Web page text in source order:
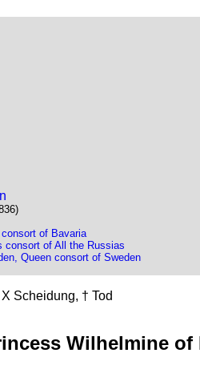
of Bavaria
consort of All the Russias
Queen consort of Sweden
Scheidung, † Tod
Wilhelmine of